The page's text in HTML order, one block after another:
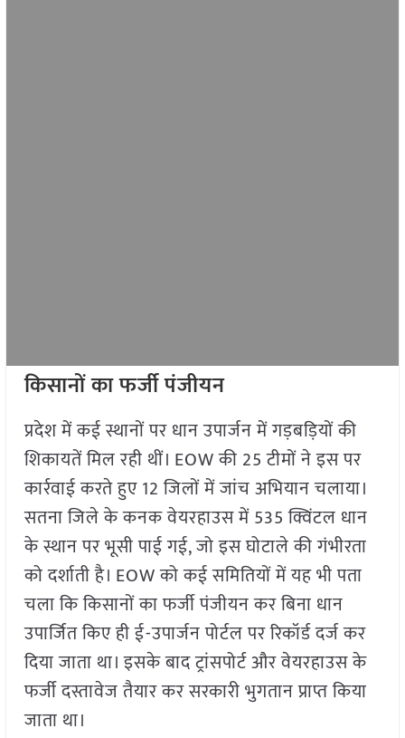
किसानों का फर्जी पंजीयन
प्रदेश में कई स्थानों पर धान उपार्जन में गड़बड़ियों की
शिकायतें मिल रही थीं। EOW की 25 टीमों ने इस पर
कार्रवाई करते हुए 12 जिलों में जांच अभियान चलाया।
सतना जिले के कनक वेयरहाउस में 535 क्विंटल धान
के स्थान पर भूसी पाई गई, जो इस घोटाले की गंभीरता
को दर्शाती है। EOW को कई समितियों में यह भी पता
चला कि किसानों का फर्जी पंजीयन कर बिना धान
उपार्जित किए ही ई-उपार्जन पोर्टल पर रिकॉर्ड दर्ज कर
दिया जाता था। इसके बाद ट्रांसपोर्ट और वेयरहाउस के
फर्जी दस्तावेज तैयार कर सरकारी भुगतान प्राप्त किया
जाता था।